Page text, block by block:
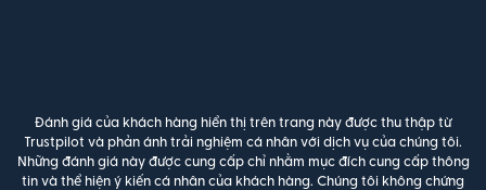
Đánh giá của khách hàng hiển thị trên trang này được thu thập từ
Trustpilot và phản ánh trải nghiệm cá nhân với dịch vụ của chúng tôi.
Những đánh giá này được cung cấp chỉ nhằm mục đích cung cấp thông
tin và thể hiện ý kiến cá nhân của khách hàng. Chúng tôi không chứng